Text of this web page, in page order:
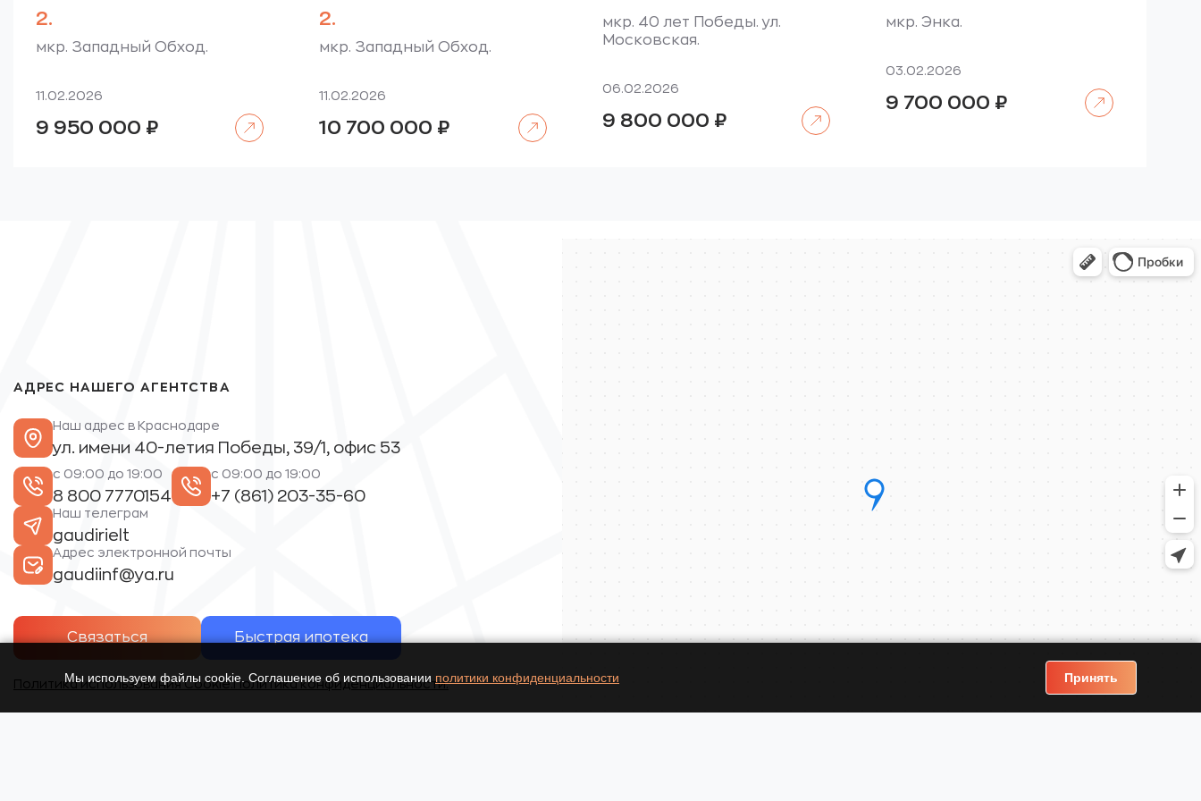
2.
мкр. Западный Обход.
11.02.2026
9 950 000 ₽
2.
мкр. Западный Обход.
11.02.2026
10 700 000 ₽
мкр. 40 лет Победы. ул.
Московская.
06.02.2026
9 800 000 ₽
мкр. Энка.
03.02.2026
9 700 000 ₽
АДРЕС НАШЕГО АГЕНТСТВА
Наш адрес в Краснодаре
ул. имени 40-летия Победы, 39/1, офис 53
с 09:00 до 19:00
8 800 7770154
с 09:00 до 19:00
+7 (861) 203-35-60
Наш телеграм
gaudirielt
Адрес электронной почты
gaudiinf@ya.ru
Связаться Быстрая ипотека
Политика использования Cookie.Политика конфиденциальности.
Мы используем файлы cookie. Соглашение об использовании политики конфиденциальности Принять